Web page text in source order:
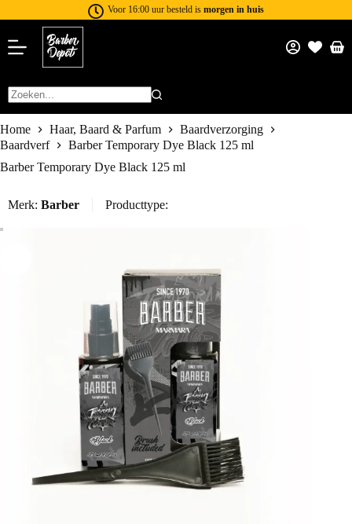
Voor 16:00 uur besteld is morgen in huis
Home Haar, Baard & Parfum
Baardverzorging
Baardverf
Barber Temporary Dye Black 125 ml
Barber Temporary Dye Black 125 ml
Merk: Barber Producttype: